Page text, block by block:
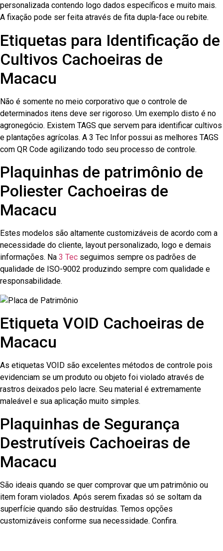
personalizada contendo logo dados específicos e muito mais.
A fixação pode ser feita através de fita dupla-face ou rebite.
Etiquetas para Identificação de
Cultivos Cachoeiras de
Macacu
Não é somente no meio corporativo que o controle de
determinados itens deve ser rigoroso. Um exemplo disto é no
agronegócio. Existem TAGS que servem para identificar cultivos
e plantações agrícolas. A 3 Tec Infor possui as melhores TAGS
com QR Code agilizando todo seu processo de controle.
Plaquinhas de patrimônio de
Poliester Cachoeiras de
Macacu
Estes modelos são altamente customizáveis de acordo com a
necessidade do cliente, layout personalizado, logo e demais
informações. Na 3 Tec seguimos sempre os padrões de
qualidade de ISO-9002 produzindo sempre com qualidade e
responsabilidade.
Etiqueta VOID Cachoeiras de
Macacu
As etiquetas VOID são excelentes métodos de controle pois
evidenciam se um produto ou objeto foi violado através de
rastros deixados pelo lacre. Seu material é extremamente
maleável e sua aplicação muito simples.
Plaquinhas de Segurança
Destrutíveis Cachoeiras de
Macacu
São ideais quando se quer comprovar que um patrimônio ou
item foram violados. Após serem fixadas só se soltam da
superfície quando são destruídas. Temos opções
customizáveis conforme sua necessidade. Confira.